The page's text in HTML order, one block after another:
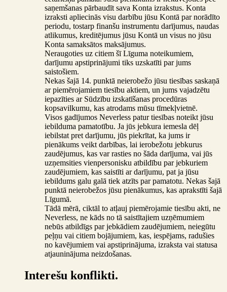
saņemšanas pārbaudīt sava Konta izrakstus. Konta
izraksti apliecinās visu darbību jūsu Kontā par norādīto
periodu, tostarp finanšu instrumentu darījumus, naudas
atlikumus, kreditējumus jūsu Kontā un visus no jūsu
Konta samaksātos maksājumus.
Neraugoties uz citiem šī Līguma noteikumiem,
darījumu apstiprinājumi tiks uzskatīti par jums
saistošiem.
Nekas šajā 14. punktā neierobežo jūsu tiesības saskaņā
ar piemērojamiem tiesību aktiem, un jums vajadzētu
iepazīties ar Sūdzību izskatīšanas procedūras
kopsavilkumu, kas atrodams mūsu tīmekļvietnē.
Visos gadījumos Neverless patur tiesības noteikt jūsu
iebilduma pamatotību. Ja jūs jebkura iemesla dēļ
iebilstat pret darījumu, jūs piekrītat, ka jums ir
pienākums veikt darbības, lai ierobežotu jebkurus
zaudējumus, kas var rasties no šāda darījuma, vai jūs
uzņemsities vienpersonisku atbildību par jebkuriem
zaudējumiem, kas saistīti ar darījumu, pat ja jūsu
iebildums galu galā tiek atzīts par pamatotu. Nekas šajā
punktā neierobežos jūsu pienākumus, kas aprakstīti šajā
Līgumā.
Tādā mērā, ciktāl to atļauj piemērojamie tiesību akti, ne
Neverless, ne kāds no tā saistītajiem uzņēmumiem
nebūs atbildīgs par jebkādiem zaudējumiem, neiegūtu
peļņu vai citiem bojājumiem, kas, iespējams, radušies
no kavējumiem vai apstiprinājuma, izraksta vai statusa
atjauninājuma neizdošanas.
Interešu konflikti.